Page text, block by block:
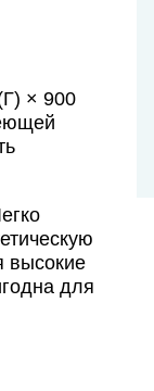
× 900
высокие
для